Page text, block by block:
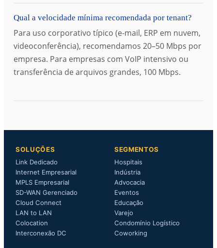
Qual a velocidade mínima recomendada por tenant?
Para uso corporativo típico (e-mail, ERP em nuvem,
videoconferência), recomendamos 20–50 Mbps por
empresa. Para empresas com VoIP intensivo ou
transferência de arquivos grandes, 100 Mbps.
SOLUÇÕES
Link Dedicado
Internet Empresarial
MPLS Empresarial
SD-WAN Gerenciado
Cloud Connect
LAN to LAN
Colocation
Interconexão DC
SEGMENTOS
Hospitais
Indústria
Advocacia
Eventos
Educação
Varejo
Condomínio Logístico
Coworking